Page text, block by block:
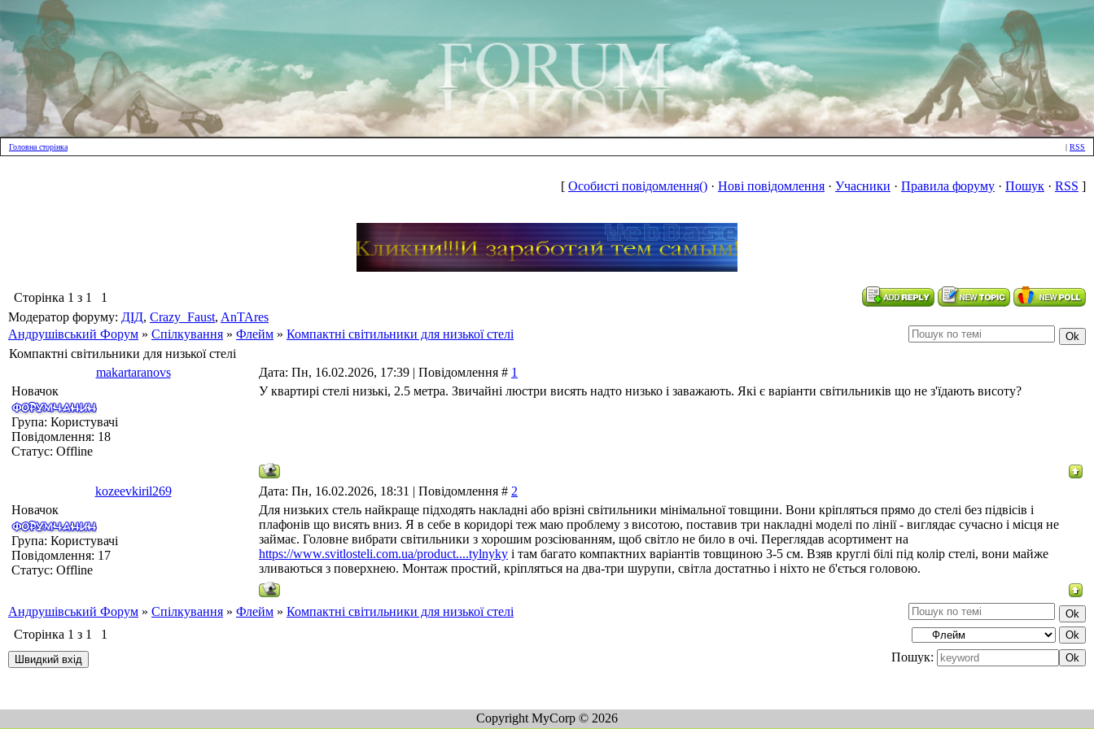
Головна сторінка | RSS
[ Особисті повідомлення() · Нові повідомлення · Учасники · Правила форуму · Пошук · RSS ]
Сторінка 1 з 1
1
Модератор форуму: ДІД, Crazy_Faust, AnTAres
Андрушівський Форум » Спілкування » Флейм » Компактні світильники для низької стелі
Компактні світильники для низької стелі
makartaranovs
Дата: Пн, 16.02.2026, 17:39 | Повідомлення # 1
Новачок
Група: Користувачі
Повідомлення: 18
Статус: Offline
У квартирі стелі низькі, 2.5 метра. Звичайні люстри висять надто низько і заважають. Які є варіанти світильників що не з'їдають висоту?
kozeevkiril269 Дата: Пн, 16.02.2026, 18:31 | Повідомлення # 2
Новачок
Група: Користувачі
Повідомлення: 17
Статус: Offline
Для низьких стель найкраще підходять накладні або врізні світильники мінімальної товщини. Вони кріпляться прямо до стелі без підвісів і
плафонів що висять вниз. Я в себе в коридорі теж маю проблему з висотою, поставив три накладні моделі по лінії - виглядає сучасно і місця не
займає. Головне вибрати світильники з хорошим розсіюванням, щоб світло не било в очі. Переглядав асортимент на
https://www.svitlosteli.com.ua/product....tylnyky і там багато компактних варіантів товщиною 3-5 см. Взяв круглі білі під колір стелі, вони майже
зливаються з поверхнею. Монтаж простий, кріпляться на два-три шурупи, світла достатньо і ніхто не б'ється головою.
Андрушівський Форум » Спілкування » Флейм » Компактні світильники для низької стелі
Сторінка 1 з 1
1
Пошук:
Copyright MyCorp © 2026